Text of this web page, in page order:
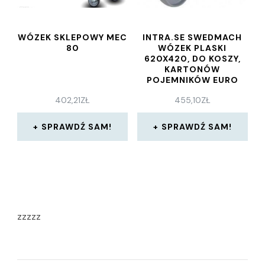
WÓZEK SKLEPOWY MEC
80
402,21ZŁ
SPRAWDŹ SAM!
INTRA.SE SWEDMACH
WÓZEK PLASKI
620X420, DO KOSZY,
KARTONÓW
POJEMNIKÓW EURO
455,10ZŁ
SPRAWDŹ SAM!
zzzzz